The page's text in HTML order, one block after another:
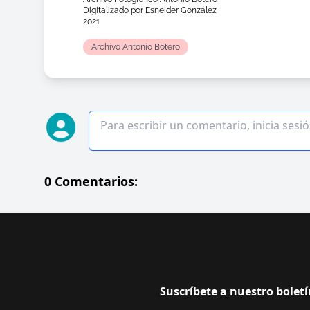
Digitalizado por Esneider González
2021
Archivo Antonio Botero
0 Comentarios:
Suscríbete a nuestro